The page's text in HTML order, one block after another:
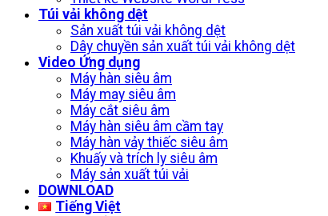
Túi vải không dệt
Sản xuất túi vải không dệt
Dây chuyền sản xuất túi vải không dệt
Video Ứng dụng
Máy hàn siêu âm
Máy may siêu âm
Máy cắt siêu âm
Máy hàn siêu âm cầm tay
Máy hàn vảy thiếc siêu âm
Khuấy và trích ly siêu âm
Máy sản xuất túi vải
DOWNLOAD
Tiếng Việt